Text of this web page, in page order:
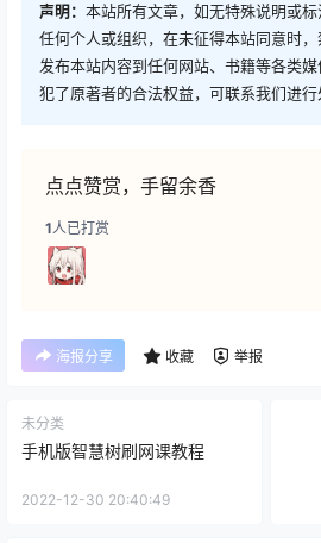
声明： 本站所有文章，如无特殊说明或标
任何个人或组织，在未征得本站同意时，
发布本站内容到任何网站、书籍等各类
犯了原著者的合法权益，可联系我们进行
点点赞赏，手留余香
1人已打赏
海报分享 收藏 举报
未分类
手机版智慧树刷网课教程
2022-12-30 20:40:49